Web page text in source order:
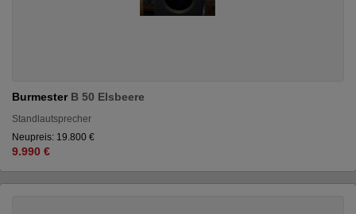
Burmester B 50 Elsbeere
Standlautsprecher
Neupreis: 19.800 €
9.990 €